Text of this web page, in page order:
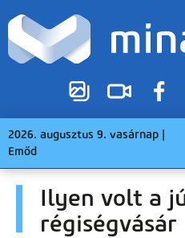
2026. augusztus 9. vasárnap |
Emőd
Ilyen volt a
régiségvásár